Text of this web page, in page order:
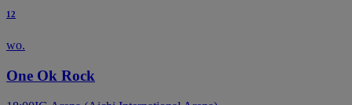
12
wo.
One Ok Rock